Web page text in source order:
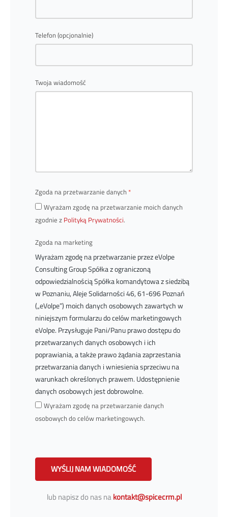
Telefon (opcjonalnie)
Twoja wiadomość
Zgoda na przetwarzanie danych
Wyrażam zgodę na przetwarzanie moich danych
zgodnie z Polityką Prywatności.
Zgoda na marketing
Wyrażam zgodę na przetwarzanie przez eVolpe
Consulting Group Spółka z ograniczoną
odpowiedzialnością Spółka komandytowa z siedzibą
w Poznaniu, Aleje Solidarności 46, 61-696 Poznań
(„eVolpe”) moich danych osobowych zawartych w
niniejszym formularzu do celów marketingowych
eVolpe. Przysługuje Pani/Panu prawo dostępu do
przetwarzanych danych osobowych i ich
poprawiania, a także prawo żądania zaprzestania
przetwarzania danych i wniesienia sprzeciwu na
warunkach określonych prawem. Udostępnienie
danych osobowych jest dobrowolne.
Wyrażam zgodę na przetwarzanie danych
osobowych do celów marketingowych.
WYŚLIJ NAM WIADOMOŚĆ
lub napisz do nas na kontakt@spicecrm.pl